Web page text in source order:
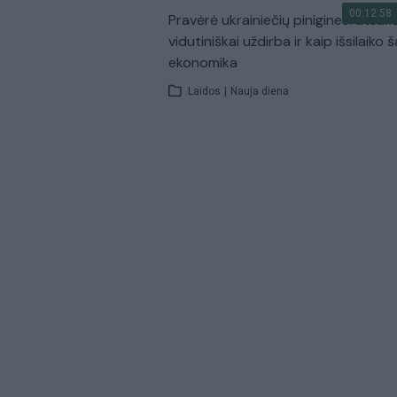
00:12:58
Pravėrė ukrainiečių pinigines:
vidutiniškai uždirba ir kaip išsilaiko
ekonomika
Laidos | Nauja diena